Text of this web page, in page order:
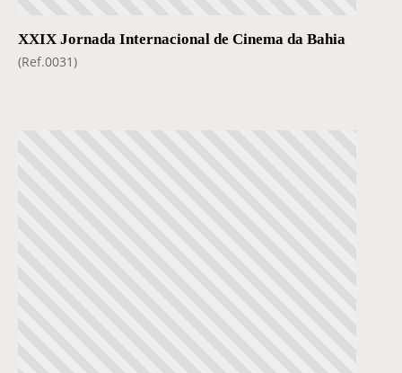
XXIX Jornada Internacional de Cinema da Bahia
(Ref.0031)